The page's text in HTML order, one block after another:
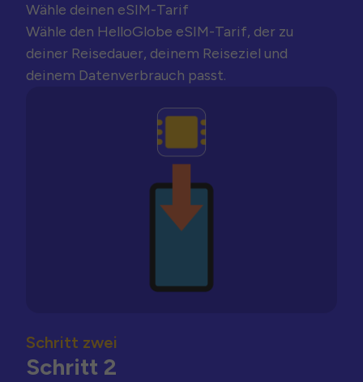
Wähle deinen eSIM-Tarif
Wähle den HelloGlobe eSIM-Tarif, der zu
deiner Reisedauer, deinem Reiseziel und
deinem Datenverbrauch passt.
Schritt zwei
Schritt 2